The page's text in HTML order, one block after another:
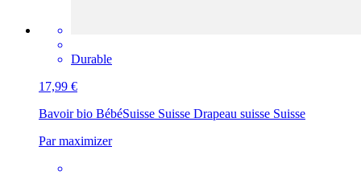
Durable
17,99 €
Bavoir bio BébéSuisse Suisse Drapeau suisse Suisse
Par maximizer